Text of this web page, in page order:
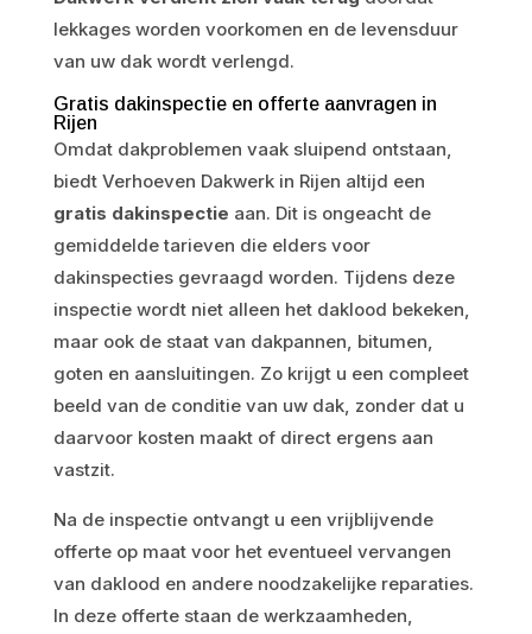
lekkages worden voorkomen en de levensduur
van uw dak wordt verlengd.
Gratis dakinspectie en offerte aanvragen in
Rijen
Omdat dakproblemen vaak sluipend ontstaan,
biedt Verhoeven Dakwerk in Rijen altijd een
gratis dakinspectie aan. Dit is ongeacht de
gemiddelde tarieven die elders voor
dakinspecties gevraagd worden. Tijdens deze
inspectie wordt niet alleen het daklood bekeken,
maar ook de staat van dakpannen, bitumen,
goten en aansluitingen. Zo krijgt u een compleet
beeld van de conditie van uw dak, zonder dat u
daarvoor kosten maakt of direct ergens aan
vastzit.
Na de inspectie ontvangt u een vrijblijvende
offerte op maat voor het eventueel vervangen
van daklood en andere noodzakelijke reparaties.
In deze offerte staan de werkzaamheden,